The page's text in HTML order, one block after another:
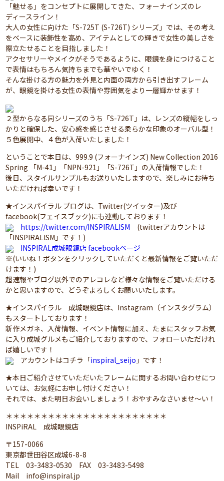
「魅せる」をコンセプトに展開してきた、フォーナインズのレ
ディースライン！
大人の女性に向けた「S-725T (S-726T) シリーズ」では、その考え
をベースに装飾性を高め、アイテムとしての輝きで女性の美しさを
際立たせることを目指しました！
アクセサリーやメイクがそうであるように、眼鏡を身につけること
で表情はもちろん気持ちまでも華やいでゆく！
そんな掛ける方の魅力を外見と内面の両方から引き出すフレーム
が、眼鏡を掛ける女性の表情や雰囲気をより一層輝かせます！
２型からなる同シリーズのうち「S-726T」は、レンズの縦幅をしっ
かりと確保した、安心感を感じさせる柔らかな印象のオーバル型！
５色展開中、４色が入荷いたしました！
ということで本日は、999.9 (フォーナインズ) New Collection 2016
Spring 「M-41」「NPN-921」「S-726T」の入荷情報でした！
後日、スタイルサンプルもお送りいたしますので、楽しみにお待ち
いただければ幸いです！
★インスパイラル ブログは、Twitter(ツイッター)及び
facebook(フェイスブック)にも連動しております！
https://twitter.com/INSPIRALISM (twitterアカウントは
「INSPIRALISM」です！)
INSPIRAL成城眼鏡店 facebookページ
※(いいね！ボタンをクリックしていただくと最新情報をご覧いただ
けます！)
超速報やブログ以外でのアレコレなど様々な情報をご覧いただける
かと思いますので、どうぞよろしくお願いいたします。
★インスパイラル 成城眼鏡店は、Instagram（インスタグラム）
もスタートしております！
新作メガネ、入荷情報、イベント情報に加え、たまにスタッフお気
に入り成城グルメもご紹介しておりますので、フォローいただけれ
ば嬉しいです！
アカウントはコチラ「inspiral_seijo 」です！
★本日ご紹介させていただいたフレームに関するお問い合わせにつ
いては、お気軽にお申し付けください！
それでは、また明日お会いしましょう！おやすみなさいませ～い！
＊＊＊＊＊＊＊＊＊＊＊＊＊＊＊＊＊＊＊＊＊＊＊
INSPiRAL 成城眼鏡店
〒157-0066
東京都世田谷区成城6-8-8
TEL 03-3483-0530 FAX 03-3483-5498
Mail info@inspiral.jp